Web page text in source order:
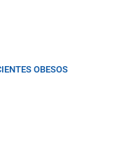
OBESOS